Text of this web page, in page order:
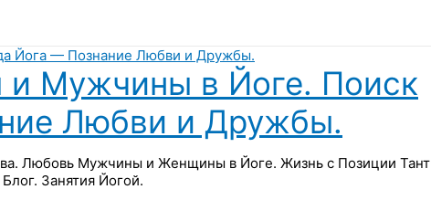
Мужчины в Йоге. Поиск
Любви и Дружбы.
Любовь Мужчины и Женщины в Йоге. Жизнь с Позиции
Занятия Йогой.